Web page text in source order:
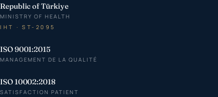
Republic of Türkiye
MINISTRY OF HEALTH
IHT · ST-2095
ISO 9001:2015
MANAGEMENT DE LA QUALITÉ
ISO 10002:2018
SATISFACTION PATIENT